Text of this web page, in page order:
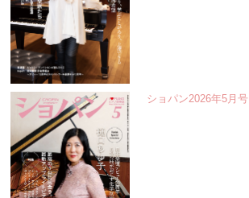
ショパン2026年5月号